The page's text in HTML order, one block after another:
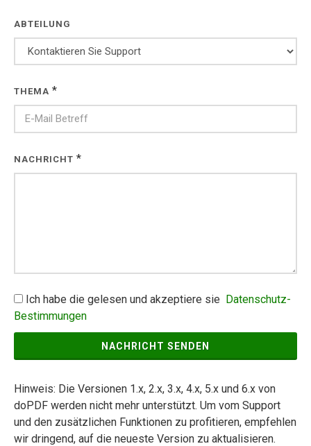
ABTEILUNG
THEMA *
NACHRICHT *
Ich habe die gelesen und akzeptiere sie Datenschutz-
Bestimmungen
NACHRICHT SENDEN
Hinweis: Die Versionen 1.x, 2.x, 3.x, 4.x, 5.x und 6.x von
doPDF werden nicht mehr unterstützt. Um vom Support
und den zusätzlichen Funktionen zu profitieren, empfehlen
wir dringend, auf die neueste Version zu aktualisieren.